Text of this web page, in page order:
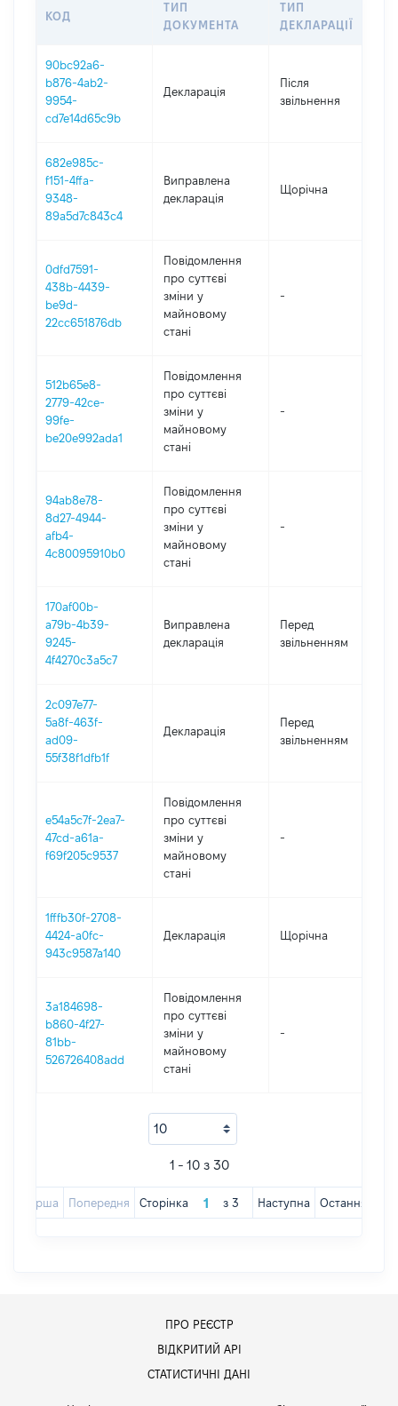
КОД
ТИП
ДОКУМЕНТА
ТИП
ДЕКЛАРАЦІЇ
90bc92a6-
b876-4ab2-
9954-
cd7e14d65c9b
Декларація
Після
звільнення
682e985c-
f151-4ffa-
9348-
89a5d7c843c4
Виправлена
декларація
Щорічна
0dfd7591-
438b-4439-
be9d-
22cc651876db
Повідомлення
про суттєві
зміни y
майновому
стані
-
512b65e8-
2779-42ce-
99fe-
be20e992ada1
Повідомлення
про суттєві
зміни y
майновому
стані
-
94ab8e78-
8d27-4944-
afb4-
4c80095910b0
Повідомлення
про суттєві
зміни y
майновому
стані
-
170af00b-
a79b-4b39-
9245-
4f4270c3a5c7
Виправлена
декларація
Перед
звільненням
2c097e77-
5a8f-463f-
ad09-
55f38f1dfb1f
Декларація
Перед
звільненням
e54a5c7f-2ea7-
47cd-a61a-
f69f205c9537
Повідомлення
про суттєві
зміни y
майновому
стані
-
1fffb30f-2708-
4424-a0fc-
943c9587a140
Декларація Щорічна
3a184698-
b860-4f27-
81bb-
526726408add
Повідомлення
про суттєві
зміни y
майновому
стані
-
1 - 10 з 30
Перша Попередня Сторінка з 3 Наступна Остання
ПРО РЕЄСТР
ВІДКРИТИЙ АРІ
СТАТИСТИЧНІ ДАНІ